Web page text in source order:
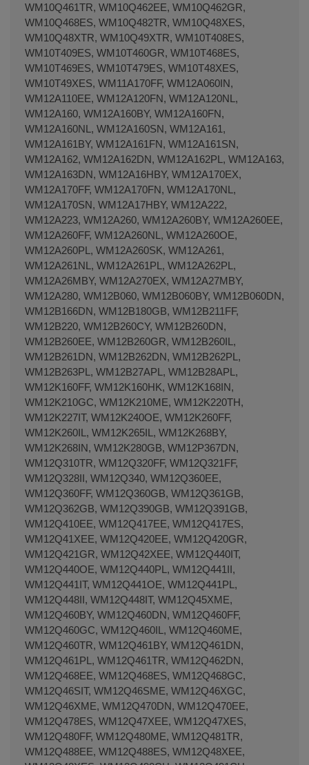
WM10Q461TR, WM10Q462EE, WM10Q462GR,
WM10Q468ES, WM10Q482TR, WM10Q48XES,
WM10Q48XTR, WM10Q49XTR, WM10T408ES,
WM10T409ES, WM10T460GR, WM10T468ES,
WM10T469ES, WM10T479ES, WM10T48XES,
WM10T49XES, WM11A170FF, WM12A060IN,
WM12A110EE, WM12A120FN, WM12A120NL,
WM12A160, WM12A160BY, WM12A160FN,
WM12A160NL, WM12A160SN, WM12A161,
WM12A161BY, WM12A161FN, WM12A161SN,
WM12A162, WM12A162DN, WM12A162PL, WM12A163,
WM12A163DN, WM12A16HBY, WM12A170EX,
WM12A170FF, WM12A170FN, WM12A170NL,
WM12A170SN, WM12A17HBY, WM12A222,
WM12A223, WM12A260, WM12A260BY, WM12A260EE,
WM12A260FF, WM12A260NL, WM12A260OE,
WM12A260PL, WM12A260SK, WM12A261,
WM12A261NL, WM12A261PL, WM12A262PL,
WM12A26MBY, WM12A270EX, WM12A27MBY,
WM12A280, WM12B060, WM12B060BY, WM12B060DN,
WM12B166DN, WM12B180GB, WM12B211FF,
WM12B220, WM12B260CY, WM12B260DN,
WM12B260EE, WM12B260GR, WM12B260IL,
WM12B261DN, WM12B262DN, WM12B262PL,
WM12B263PL, WM12B27APL, WM12B28APL,
WM12K160FF, WM12K160HK, WM12K168IN,
WM12K210GC, WM12K210ME, WM12K220TH,
WM12K227IT, WM12K240OE, WM12K260FF,
WM12K260IL, WM12K265IL, WM12K268BY,
WM12K268IN, WM12K280GB, WM12P367DN,
WM12Q310TR, WM12Q320FF, WM12Q321FF,
WM12Q328II, WM12Q340, WM12Q360EE,
WM12Q360FF, WM12Q360GB, WM12Q361GB,
WM12Q362GB, WM12Q390GB, WM12Q391GB,
WM12Q410EE, WM12Q417EE, WM12Q417ES,
WM12Q41XEE, WM12Q420EE, WM12Q420GR,
WM12Q421GR, WM12Q42XEE, WM12Q440IT,
WM12Q440OE, WM12Q440PL, WM12Q441II,
WM12Q441IT, WM12Q441OE, WM12Q441PL,
WM12Q448II, WM12Q448IT, WM12Q45XME,
WM12Q460BY, WM12Q460DN, WM12Q460FF,
WM12Q460GC, WM12Q460IL, WM12Q460ME,
WM12Q460TR, WM12Q461BY, WM12Q461DN,
WM12Q461PL, WM12Q461TR, WM12Q462DN,
WM12Q468EE, WM12Q468ES, WM12Q468GC,
WM12Q46SIT, WM12Q46SME, WM12Q46XGC,
WM12Q46XME, WM12Q470DN, WM12Q470EE,
WM12Q478ES, WM12Q47XEE, WM12Q47XES,
WM12Q480FF, WM12Q480ME, WM12Q481TR,
WM12Q488EE, WM12Q488ES, WM12Q48XEE,